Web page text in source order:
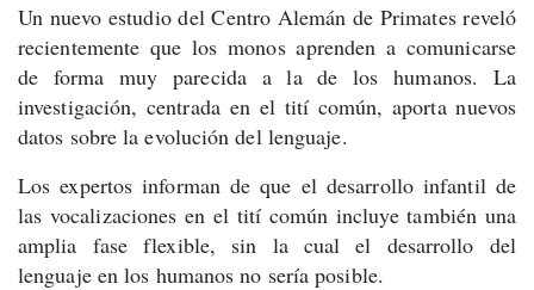
Un nuevo estudio del Centro Alemán de Primates reveló
recientemente que los monos aprenden a comunicarse
de forma muy parecida a la de los humanos. La
investigación, centrada en el tití común, aporta nuevos
datos sobre la evolución del lenguaje.
Los expertos informan de que el desarrollo infantil de
las vocalizaciones en el tití común incluye también una
amplia fase flexible, sin la cual el desarrollo del
lenguaje en los humanos no sería posible.